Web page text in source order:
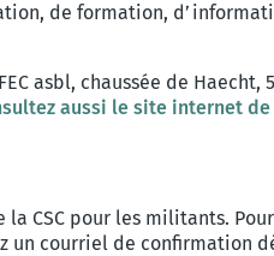
de formation,
asbl, chaussée de Haecht,
aussi le site internet de
CSC pour les militants.
un courriel de confirmation